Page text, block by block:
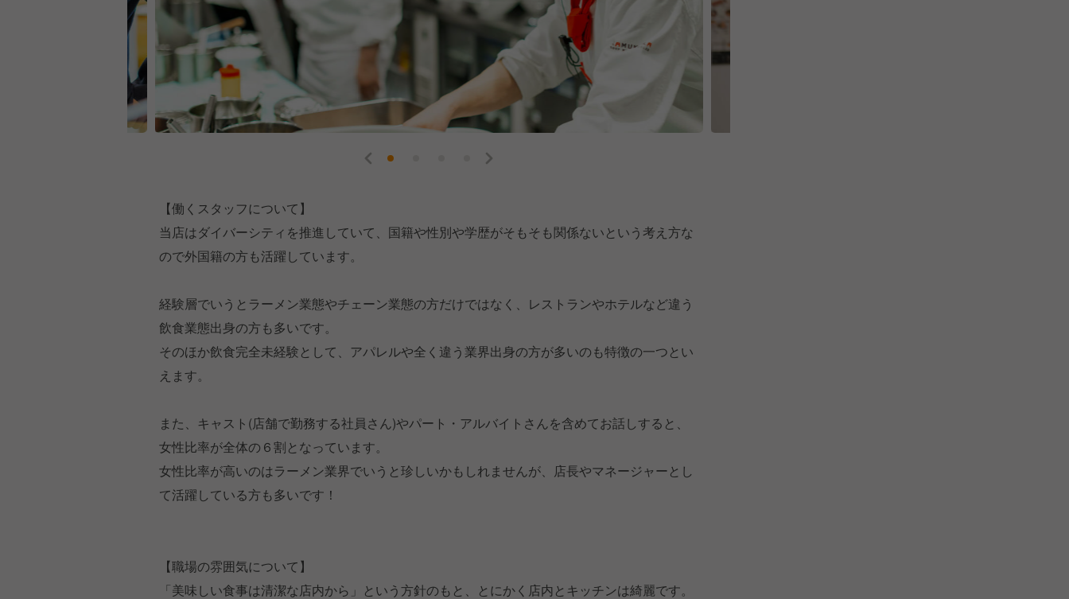
【働くスタッフについて】
当店はダイバーシティを推進していて、国籍や性別や学歴がそもそも関係ないという考え方な
ので外国籍の方も活躍しています。
経験層でいうとラーメン業態やチェーン業態の方だけではなく、レストランやホテルなど違う
飲食業態出身の方も多いです。
そのほか飲食完全未経験として、アパレルや全く違う業界出身の方が多いのも特徴の一つとい
えます。
また、キャスト(店舗で勤務する社員さん)やパート・アルバイトさんを含めてお話しすると、
女性比率が全体の６割となっています。
女性比率が高いのはラーメン業界でいうと珍しいかもしれませんが、店長やマネージャーとし
て活躍している方も多いです！
【職場の雰囲気について】
「美味しい食事は清潔な店内から」という方針のもと、とにかく店内とキッチンは綺麗です。